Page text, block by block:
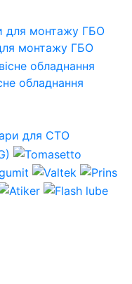
монтажу ГБО
обладнання
для СТО